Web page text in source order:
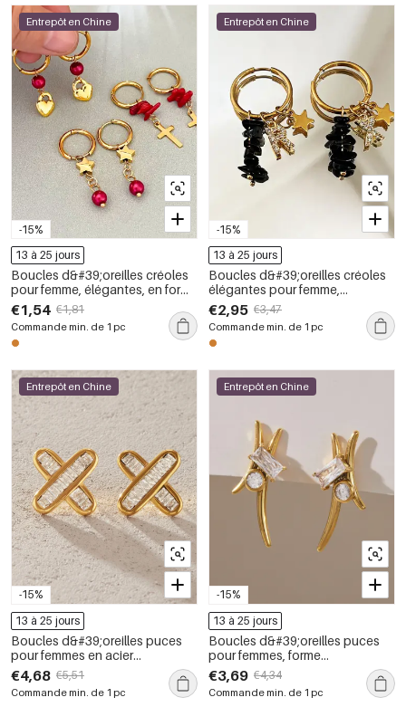
-15%
Entrepôt en Chine
13 à 25 jours
Boucles d&#39;oreilles créoles
pour femme, élégantes, en forme
de cœur et de croix, en acier
inoxydable, couleur or,
imperméables, avec pierres
naturelles. Collection Simple.
€1,54 €1,81
Commande min. de 1 pc
-15%
Entrepôt en Chine
13 à 25 jours
Boucles d&#39;oreilles créoles
élégantes pour femme,
collection romantique, avec
perles en forme d&#39;étoile et
lettres, en acier inoxydable
étanche, couleur or et pierre
€2,95 €3,47
Commande min. de 1 pc
-15%
Entrepôt en Chine
13 à 25 jours
Boucles d&#39;oreilles puces
pour femmes en acier
inoxydable étanche, couleur or,
en forme de X, serties de zircon.
€4,68 €5,51
Commande min. de 1 pc
-15%
Entrepôt en Chine
13 à 25 jours
Boucles d&#39;oreilles puces
pour femmes, forme
géométrique simple, en acier
inoxydable, étanches, couleur
or, avec zircon.
€3,69 €4,34
Commande min. de 1 pc